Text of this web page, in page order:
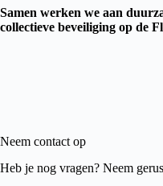
Samen werken we aan
collectieve beveiliging op de
Neem contact op
Heb je nog vragen? Neem